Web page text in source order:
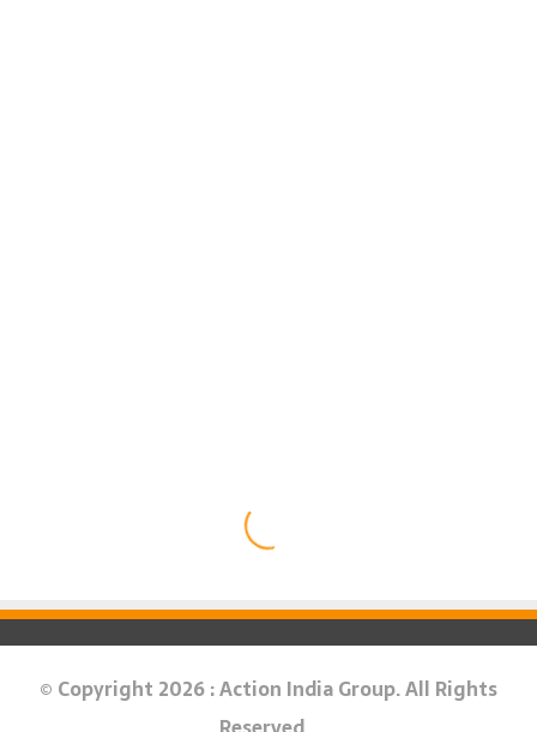
© Copyright 2026 : Action India Group. All Rights